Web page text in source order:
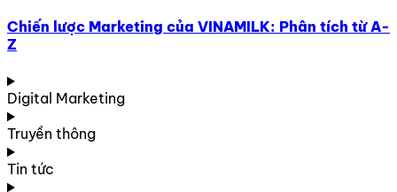
Chiến lược Marketing của VINAMILK: Phân tích từ A-
Z
Digital Marketing
Truyền thông
Tin tức